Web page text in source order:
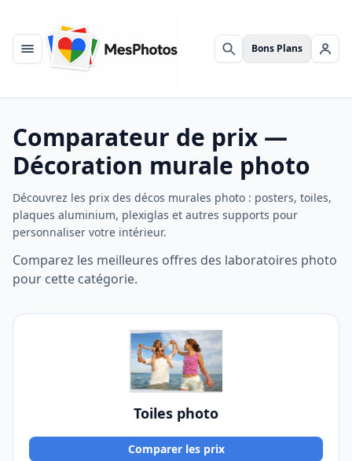
Menu Rechercher
Bons Plans Se
Comparateur de prix —
Décoration murale photo
Découvrez les prix des décos murales photo : posters, toiles,
plaques aluminium, plexiglas et autres supports pour
personnaliser votre intérieur.
Comparez les meilleures offres des laboratoires photo
pour cette catégorie.
Toiles photo
Comparer les prix